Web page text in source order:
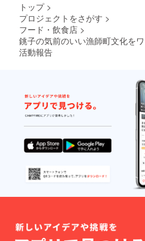
トップ >
プロジェクトをさがす >
フード・飲食店 >
銚子の気前のいい漁師町文化を
活動報告